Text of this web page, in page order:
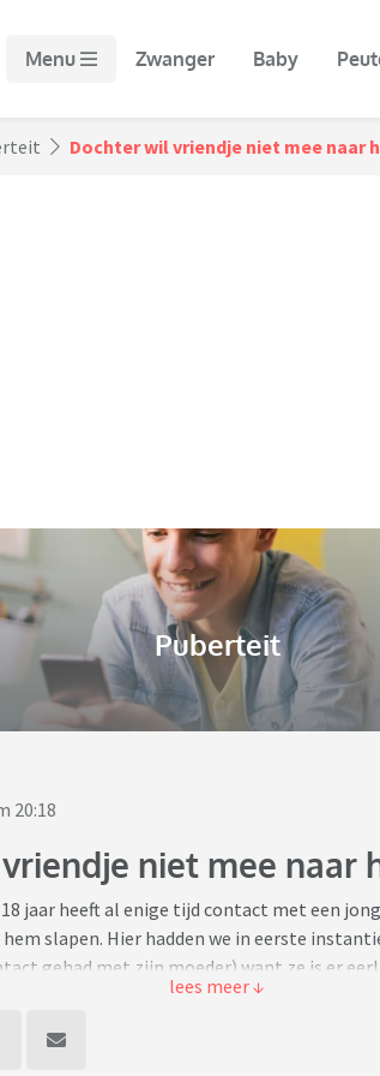
Menu Zwanger Baby
Dochter wil vriendje niet mee naar
Puberteit
20:18
niet mee naar
jaar heeft al enige tijd contact met een
slapen. Hier hadden we in eerste
gehad met zijn moeder) want ze is er
met elkaar. Hebben 24/7 contact via de
en ze het niet direct zo officieel wilde